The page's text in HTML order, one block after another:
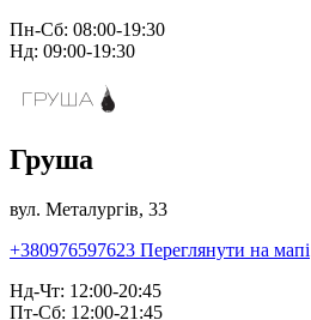
Пн-Сб: 08:00-19:30
Нд: 09:00-19:30
Груша
вул. Металургів, 33
+380976597623 Переглянути на мапі
Нд-Чт: 12:00-20:45
Пт-Сб: 12:00-21:45